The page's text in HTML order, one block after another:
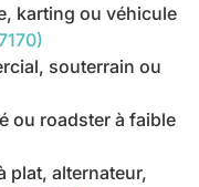
karting ou véhicule
souterrain ou
ou roadster à faible
plat, alternateur,